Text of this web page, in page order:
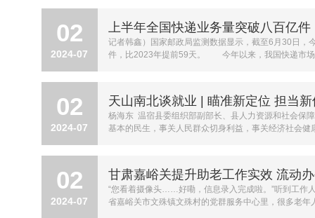
02
2024-07
上半年全国快递业务量突破八百亿件
记者韩鑫）国家邮政局监测数据显示，截至6月30日，
件，比2023年提前59天。 今年以来，我国快递市
02
2024-07
天山南北谈就业 | 瞄准新定位 担当新
杨海东 温宿县委组织部副部长、县人力资源和社会保
基本的民生，事关人民群众切身利益，事关经济社会
02
2024-07
甘肃嘉峪关提升助老工作实效 流动
“您看着摄像头……好嘞，信息录入完成啦。”听到工作
省嘉峪关市文殊镇文殊村的党群服务中心里，很多老